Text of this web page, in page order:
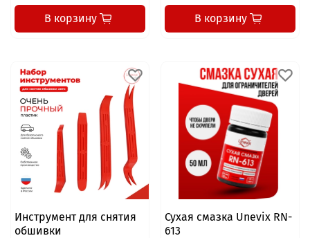
В корзину В корзину
Инструмент для снятия
обшивки
Сухая смазка Unevix RN-
613